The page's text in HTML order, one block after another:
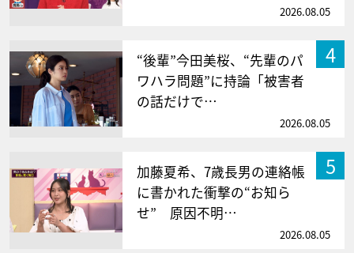
2026.08.05
4
“後輩”今田美桜、“先輩のパ
ワハラ問題”に持論「被害者
の話だけで…
2026.08.05
5
加藤夏希、7歳長男の連絡帳
に書かれた衝撃の“お知ら
せ” 原因不明…
2026.08.05